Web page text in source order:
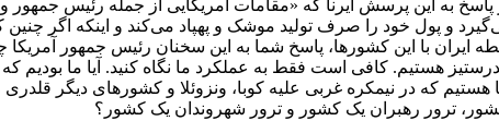
به این پرسش ایرنا که «مقامات آمریکایی از جمله رئیس جمهور
و پول خود را صرف تولید موشک و پهپاد می‌کند و اینکه اگر
ایران با این کشورها، پاسخ شما به این سخنان رئیس جمهور
که در نیمکره غربی علیه کوبا، ونزوئلا و کشورهای دیگر
ترور رهبران یک کشور و ترور شهروندان یک کشور؟